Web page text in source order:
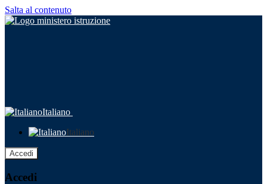
Salta al contenuto
Italiano
Italiano
Accedi
Accedi